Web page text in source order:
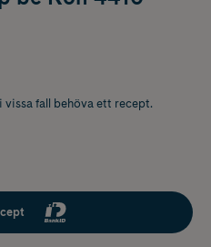
vissa fall behöva ett recept.